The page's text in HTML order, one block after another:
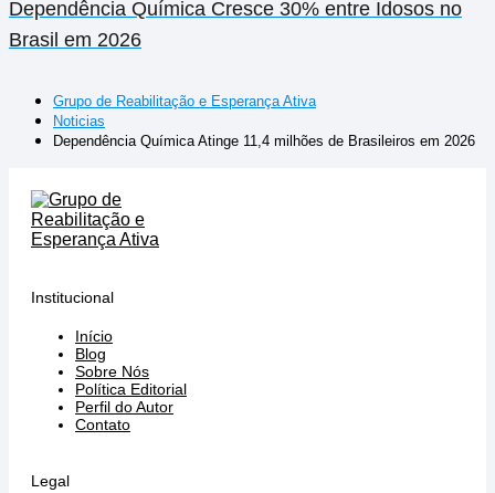
Dependência Química Cresce 30% entre Idosos no
Brasil em 2026
Grupo de Reabilitação e Esperança Ativa
Noticias
Dependência Química Atinge 11,4 milhões de Brasileiros em 2026
Institucional
Início
Blog
Sobre Nós
Política Editorial
Perfil do Autor
Contato
Legal